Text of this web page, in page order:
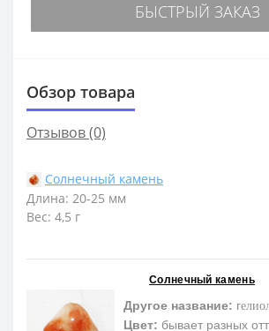
БЫСТРЫЙ ЗАКАЗ
Обзор товара
Отзывов (0)
Солнечный камень
Длина: 20-25 мм
Вес: 4,5 г
Солнечный камень
Другое название: г
Цвет: бывает разных